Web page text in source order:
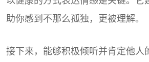
助你感到不那么孤独，更被理解。
接下来，能够积极倾听并肯定他人